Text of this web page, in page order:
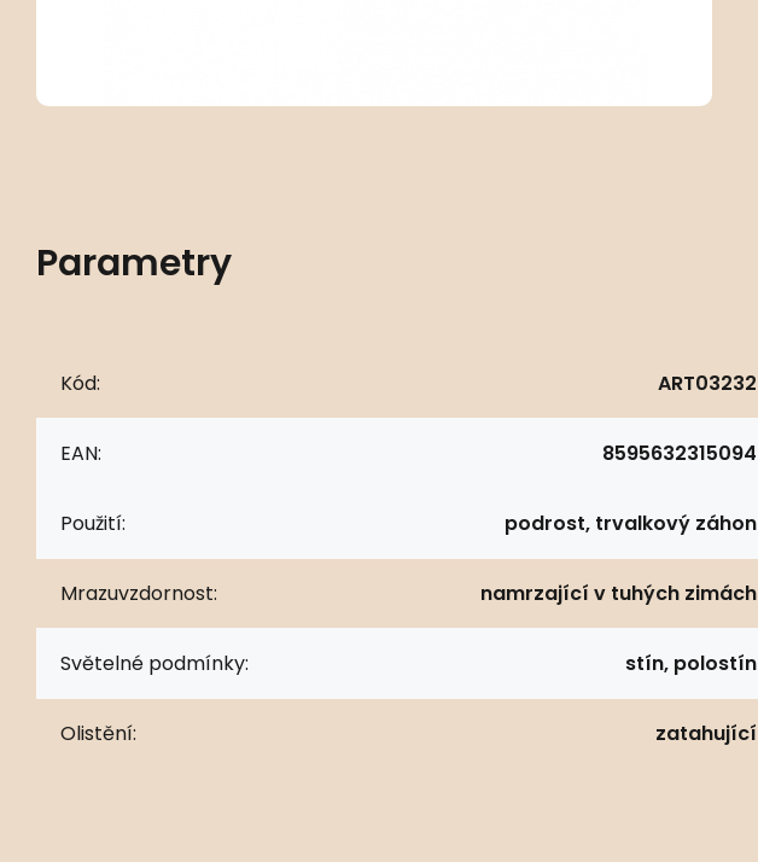
Parametry
Kód: ART03232
EAN: 8595632315094
Použití: podrost, trvalkový záhon
Mrazuvzdornost: namrzající v tuhých zimách
Světelné podmínky: stín, polostín
Olistění: zatahující